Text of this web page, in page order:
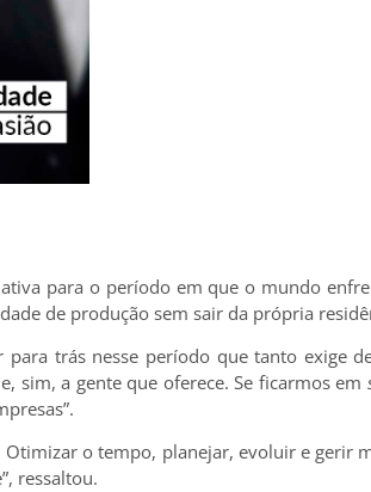
para o período em que o mundo
de produção sem sair da própria
trás nesse período que tanto exige
sim, a gente que oferece. Se ficarmos em
Otimizar o tempo, planejar, evoluir e gerir
ressaltou.